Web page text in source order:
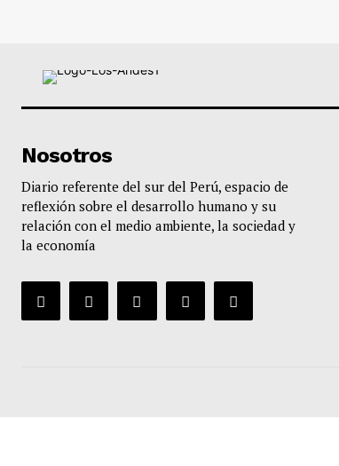
Nosotros
Diario referente del sur del Perú, espacio de
reflexión sobre el desarrollo humano y su
relación con el medio ambiente, la sociedad y
la economía